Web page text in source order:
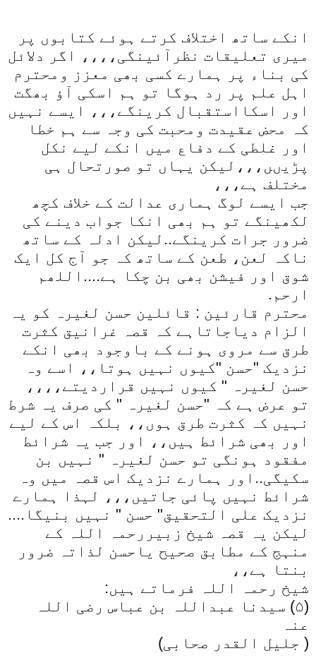
انکے ساتھ اختلاف کرتے ہوئے کتابوں پر
میری تعلیقات نظرآئینگی،،،، اگر دلائل
کی بناء پر ہمارے کسی بھی معزز ومحترم
اہل علم پر رد ہوگا تو ہم اسکی آؤ بھگت
اور اسکااستقبال کرینگے،،، ایسے نہیں
کہ محض عقیدت ومحبت کی وجہ سے ہم خطا
اور غلطی کے دفاع میں انکے لیے نکل
پڑیںں،،،لیکن یہاں تو صورتحال ہی
مختلف ہے،،،
جب ایسے لوگ ہماری عدالت کے خلاف کچھ
لکھینگے تو ہم بھی انکا جواب دینے کی
ضرور جرات کرینگے..لیکن ادلہ کے ساتھ
ناکہ لعن، طعن کے ساتھ کہ جو آج کل ایک
شوق اور فیشن بھی بن چکا ہے....اللھم
ارحم.
محترم قارئین : قائلین حسن لغیرہ کو یہ
الزام دیاجاتاہے کہ قصہ غرانیق کثرت
طرق سے مروی ہونے کے باوجود بھی انکے
نزدیک "حسن "کیوں نہیں ہوتا،، اسے وہ
حسن لغیرہ " کیوں نہیں قراردیتے،،،،
تو عرض ہے کہ "حسن لغیرہ " کی صرف یہ شرط
نہیں کہ کثرت طرق ہوں،، بلکہ اس کے لیے
اور بھی شرائط ہیں،، اور جب یہ شرائط
مفقود ہونگی تو حسن لغیرہ " نہیں بن
سکیگی..اور ہمارے نزدیک اس قصہ میں وہ
شرائط نہیں پائی جاتیں،،، لہذا ہمارے
نزدیک علی التحقیق" حسن " نہیں بنیگا....
لیکن یہ قصہ شیخ زبیررحمہ اللہ کے
منہج کے مطابق صحیح یاحسن لذاتہ ضرور
بنتا ہے،،
شیخ رحمہ اللہ فرماتے ہیں:
(۵) سیدنا عبداللہ بن عباس رضی اللہ
عنہ
( جلیل القدر صحابی)